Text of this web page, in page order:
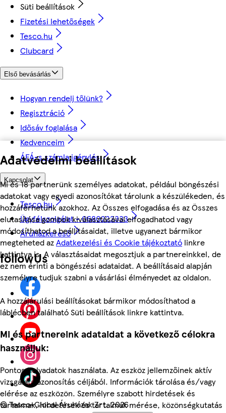
Adatvédelmi beállítások
Mi és 18 partnerünk személyes adatokat, például böngészési
adatokat vagy egyedi azonosítókat tárolunk a készülékeden, és
hozzáférhetünk azokhoz. Az Összes elfogadása és az Összes
elutasítása gombok kiválasztásával elfogadhatod vagy
módosíthatod a beállításaidat, illetve ugyanezt bármikor
megteheted azAdatkezelési és Cookie tájékoztató linkre
kattintva is. A választásaidat megosztjuk a partnereinkkel, de
ez nem érinti a böngészési adataidat. A beállításaid alapján
személyre tudjuk szabni a vásárlási élményedet az oldalon.
A hozzájárulási beállításokat bármikor módosíthatod a
láblécben található Süti beállítások linkre kattintva.
Mi és partnereink adataidat a következő célokra
használjuk:
Pontos helyadatok használata. Az eszköz jellemzőinek aktív
vizsgálata azonosítás céljából. Információk tárolása és/vagy
elérése az eszközön. Személyre szabott hirdetések és
tartalmak, hirdetések és tartalmak mérése, közönségkutatás
Süti beállítások
Fizetési lehetőségek
Tesco.hu
Clubcard
Első bevásárlás
Hogyan rendelj tőlünk?
Regisztráció
Idősáv foglalása
Kedvenceim
ÁFÁ-s számla igénylés
Kapcsolat
Tesco.hu
Ügyfélszolgálat - 0680222333
Áruházkereső
followUs
©Tesco-Global Áruházak Zrt. 2026